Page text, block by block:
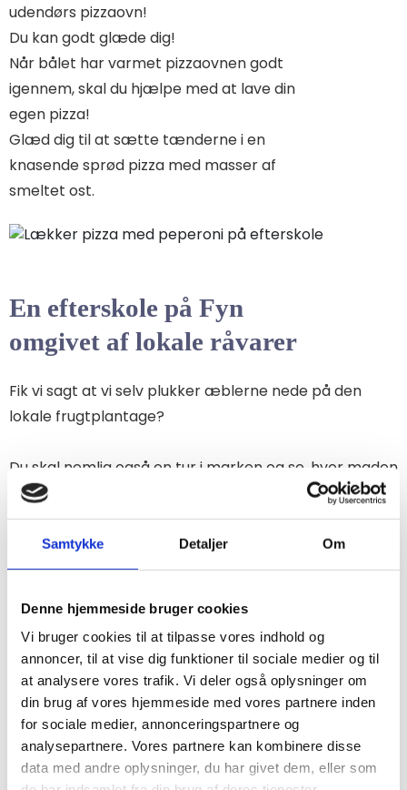
Samtykke Detaljer Om
Denne hjemmeside bruger cookies
Vi bruger cookies til at tilpasse vores indhold og
annoncer, til at vise dig funktioner til sociale medier og til
at analysere vores trafik. Vi deler også oplysninger om
din brug af vores hjemmeside med vores partnere inden
for sociale medier, annonceringspartnere og
analysepartnere. Vores partnere kan kombinere disse
data med andre oplysninger, du har givet dem, eller som
udendørs pizzaovn!
Du kan godt glæde dig!
Når bålet har varmet pizzaovnen godt
igennem, skal du hjælpe med at lave din
egen pizza!
Glæd dig til at sætte tænderne i en
knasende sprød pizza med masser af
smeltet ost.
En efterskole på Fyn
omgivet af lokale råvarer
Fik vi sagt at vi selv plukker æblerne nede på den
lokale frugtplantage?
Du skal nemlig også en tur i marken og se, hvor maden
kommer fra.
Klimavenlige måltider
Vi lægger stor vægt på. at vores elever
udvikler deres kompetencer inden for
madlavning og tilegner sig viden om,
hvordan man kan lave mere klimavenlig
mad.
Derfor har vores kokke deltaget i